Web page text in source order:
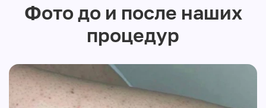
Фото до и после наших
процедур